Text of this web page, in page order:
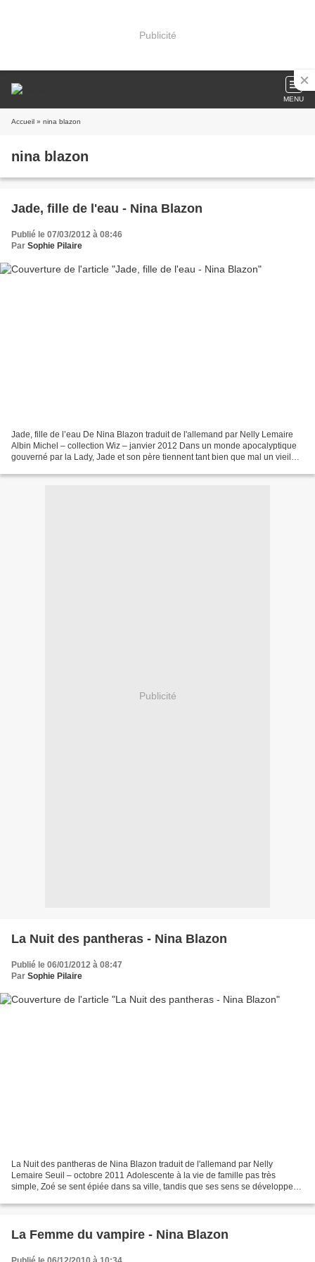
Publicité
MENU
Accueil » nina blazon
nina blazon
Jade, fille de l'eau - Nina Blazon
Publié le 07/03/2012 à 08:46
Par Sophie Pilaire
Jade, fille de l’eau De Nina Blazon traduit de l'allemand par Nelly Lemaire
Albin Michel – collection Wiz – janvier 2012 Dans un monde apocalyptique
gouverné par la Lady, Jade et son père tiennent tant bien que mal un vieil
Publicité
La Nuit des pantheras - Nina Blazon
Publié le 06/01/2012 à 08:47
Par Sophie Pilaire
La Nuit des pantheras de Nina Blazon traduit de l'allemand par Nelly
Lemaire Seuil – octobre 2011 Adolescente à la vie de famille pas très
simple, Zoé se sent épiée dans sa ville, tandis que ses sens se développent.
La Femme du vampire - Nina Blazon